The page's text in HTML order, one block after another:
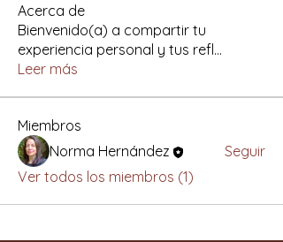
Acerca de
Bienvenido(a) a compartir tu
experiencia personal y tus refl...
Leer más
Miembros
Norma Hernández
Seguir
Ver todos los miembros (1)